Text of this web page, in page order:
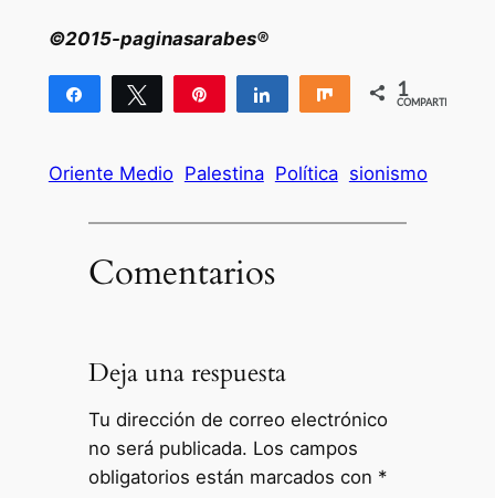
©2015-paginasarabes®
Compartir Twittear Compartir Compartir
1
COMPARTIR
Oriente Medio Palestina Política sionismo
Comentarios
Deja una respuesta
Tu dirección de correo electrónico
no será publicada. Los campos
obligatorios están marcados con *